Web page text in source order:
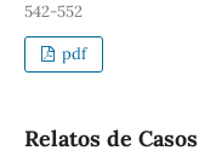
542-552
pdf
Relatos de Casos